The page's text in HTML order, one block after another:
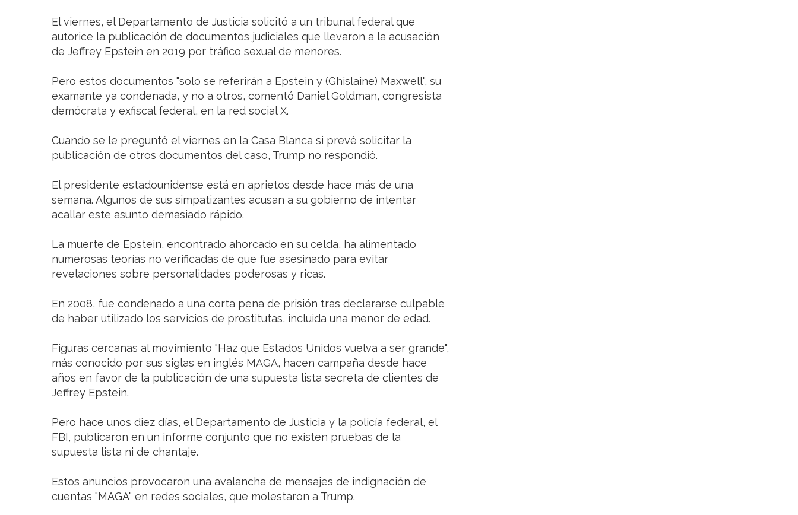
El viernes, el Departamento de Justicia solicitó a un tribunal federal que
autorice la publicación de documentos judiciales que llevaron a la acusación
de Jeffrey Epstein en 2019 por tráfico sexual de menores.
Pero estos documentos "solo se referirán a Epstein y (Ghislaine) Maxwell", su
examante ya condenada, y no a otros, comentó Daniel Goldman, congresista
demócrata y exfiscal federal, en la red social X.
Cuando se le preguntó el viernes en la Casa Blanca si prevé solicitar la
publicación de otros documentos del caso, Trump no respondió.
El presidente estadounidense está en aprietos desde hace más de una
semana. Algunos de sus simpatizantes acusan a su gobierno de intentar
acallar este asunto demasiado rápido.
La muerte de Epstein, encontrado ahorcado en su celda, ha alimentado
numerosas teorías no verificadas de que fue asesinado para evitar
revelaciones sobre personalidades poderosas y ricas.
En 2008, fue condenado a una corta pena de prisión tras declararse culpable
de haber utilizado los servicios de prostitutas, incluida una menor de edad.
Figuras cercanas al movimiento "Haz que Estados Unidos vuelva a ser grande",
más conocido por sus siglas en inglés MAGA, hacen campaña desde hace
años en favor de la publicación de una supuesta lista secreta de clientes de
Jeffrey Epstein.
Pero hace unos diez días, el Departamento de Justicia y la policía federal, el
FBI, publicaron en un informe conjunto que no existen pruebas de la
supuesta lista ni de chantaje.
Estos anuncios provocaron una avalancha de mensajes de indignación de
cuentas "MAGA" en redes sociales, que molestaron a Trump.